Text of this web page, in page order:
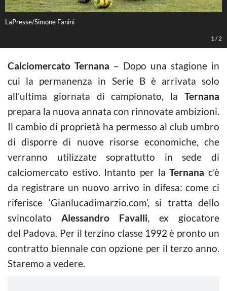
LaPresse/Simone Fanini
1 /2
Calciomercato Ternana – Dopo una stagione in
cui la permanenza in Serie B è arrivata solo
all’ultima giornata di campionato, la Ternana
prepara la nuova annata con rinnovate ambizioni.
Il cambio di proprietà ha permesso al club umbro
di disporre di nuove risorse economiche, che
verranno utilizzate soprattutto in sede di
calciomercato estivo. Intanto per laTernana c’è
da registrare un nuovo arrivo in difesa: come ci
riferisce ‘Gianlucadimarzio.com’, si tratta dello
svincolato Alessandro Favalli, ex giocatore
del Padova. Per il terzino classe 1992 è pronto un
contratto biennale con opzione per il terzo anno.
Staremo a vedere.